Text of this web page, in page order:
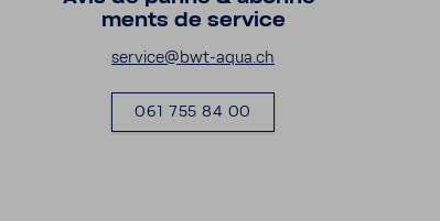
ments de service
service@bwt-​aqua.ch
061 755 84 00